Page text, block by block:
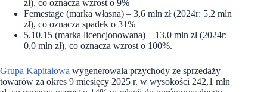
zł), co oznacza wzrost o 9%
Femestage (marka własna) – 3,6 mln zł (2024r: 5,2 mln
zł), co oznacza spadek o 31%
5.10.15 (marka licencjonowana) – 13,0 mln zł (2024r:
0,0 mln zł), co oznacza wzrost o 100%.
Grupa Kapitałowa wygenerowała przychody ze sprzedaży
towarów za okres 9 miesięcy 2025 r. w wysokości 242,1 mln